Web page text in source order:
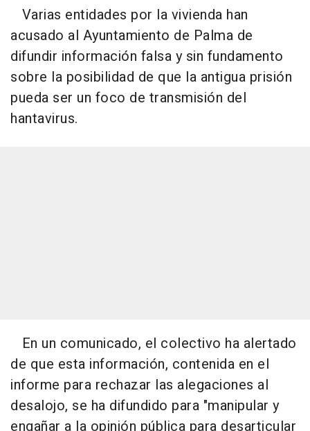
Varias entidades por la vivienda han
acusado al Ayuntamiento de Palma de
difundir información falsa y sin fundamento
sobre la posibilidad de que la antigua prisión
pueda ser un foco de transmisión del
hantavirus.
En un comunicado, el colectivo ha alertado
de que esta información, contenida en el
informe para rechazar las alegaciones al
desalojo, se ha difundido para "manipular y
engañar a la opinión pública para desarticular